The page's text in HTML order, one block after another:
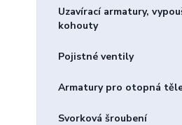
Uzavírací armatury,
kohouty
Pojistné ventily
Armatury pro otopná
Svorková šroubení